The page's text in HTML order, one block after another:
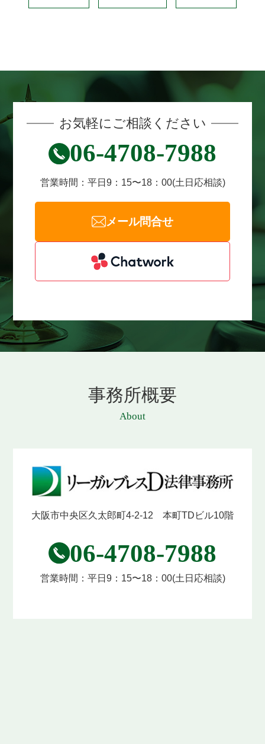
お気軽にご相談ください
06-4708-7988
営業時間： 平日9：15〜18：00(土日応相談)
メール問合せ
事務所概要
About
大阪市中央区久太郎町4-2-12 本町TDビル10階
06-4708-7988
営業時間： 平日9：15〜18：00(土日応相談)